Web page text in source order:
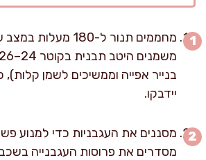
מחממים תנור ל-180
בנייר אפייה וממשיכים לשמן
יידבקו.
מסננים את העגבניות כדי למנוע
מסדרים את פרוסות העגבנייה